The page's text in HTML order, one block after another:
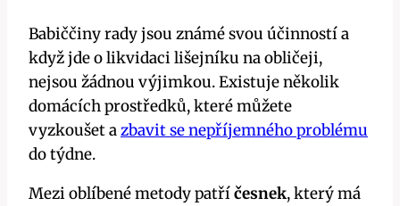
Babiččiny rady⁢ jsou známé svou‍ účinností a
když jde⁤ o likvidaci lišejníku na obličeji,
nejsou žádnou výjimkou.‌ Existuje několik
domácích prostředků, které můžete
vyzkoušet azbavit se nepříjemného problému
do týdne.
Mezi oblíbené metody patří⁤česnek,‌ který​ má